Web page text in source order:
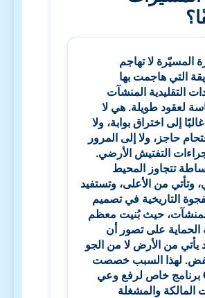
المسيّرة لا تهاجم
التي هاجمت بها
التقليدية المنشآت
لعقود طويلة. هي لا
إلى اختراق بوابة، ولا
حاجز، ولا إلى المرور
التفتيش الأرضي.
تتجاوز المحيط
وتأتي من الأعلى، وتستفيد
التاريخية في تصميم
حيث بُنيت معظم
الحماية على تصور أن
يأتي من الأرض لا من الجو
لهذا السبب خصصت
برنامج خاص لرفع وعي
المالكة والمشغلة